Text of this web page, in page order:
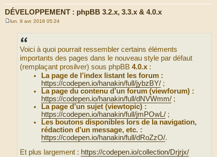
DÉVELOPPEMENT : phpBB 3.2.x, 3.3.x & 4.0.x
lun. 9 avr. 2018 05:24
Voici à quoi pourrait ressembler certains éléments
importants des pages dans le nouveau style par défaut
(remplaçant prosilver) sous phpBB 4.0.x :
La page de l’index listant les forum :
https://codepen.io/hanakin/full/jybzBY/ ;
La page du contenu d’un forum (viewforum) :
https://codepen.io/hanakin/full/dNVWmm/ ;
La page d’un sujet (viewtopic) :
https://codepen.io/hanakin/full/jmPOwL/ ;
Les boutons disponibles lors de la navigation,
rédaction d’un message, etc. :
https://codepen.io/hanakin/full/dRoZzO/.
Et plus largement : https://codepen.io/collection/Drjrjx/